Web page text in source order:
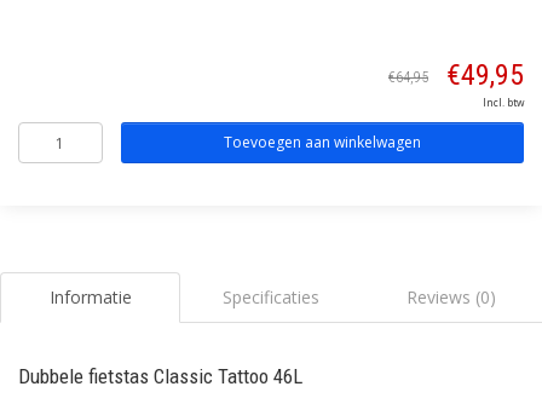
€64,95 €49,95
Incl. btw
Toevoegen aan winkelwagen
Informatie Specificaties Reviews (0)
Dubbele fietstas Classic Tattoo 46L